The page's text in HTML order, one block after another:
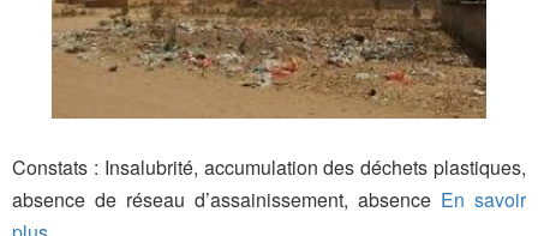
Constats : Insalubrité, accumulation des déchets plastiques,
absence de réseau d’assainissement, absence En savoir